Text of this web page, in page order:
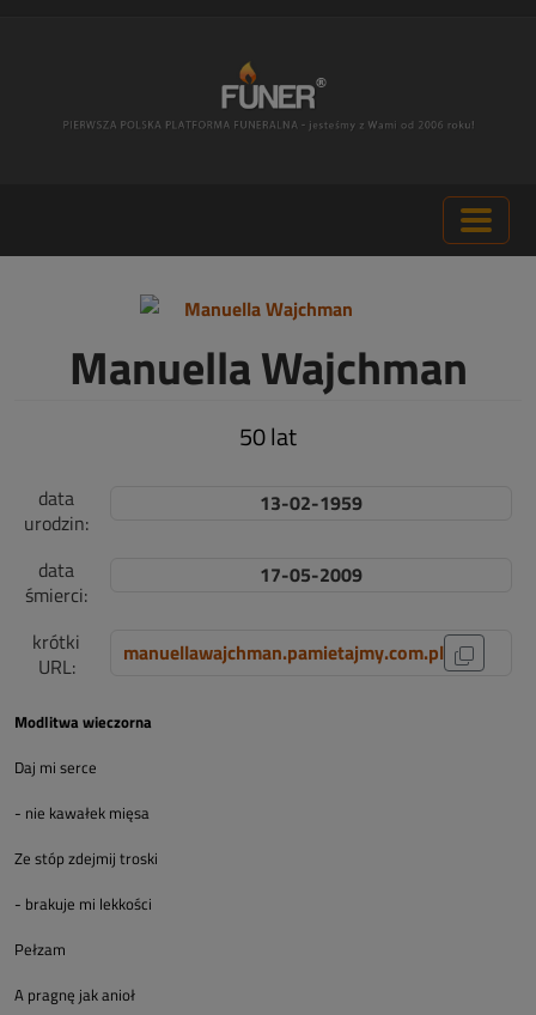
Manuella Wajchman
50 lat
data
urodzin:
13-02-1959
data
śmierci:
17-05-2009
krótki
URL:
manuellawajchman.pamietajmy.com.pl
Modlitwa wieczorna
Daj mi serce
- nie kawałek mięsa
Ze stóp zdejmij troski
- brakuje mi lekkości
Pełzam
A pragnę jak anioł